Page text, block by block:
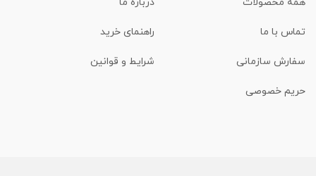
همه محصولات درباره ما
تماس با ما راهنمای خرید
سفارش سازمانی شرایط و قوانین
حریم خصوصی